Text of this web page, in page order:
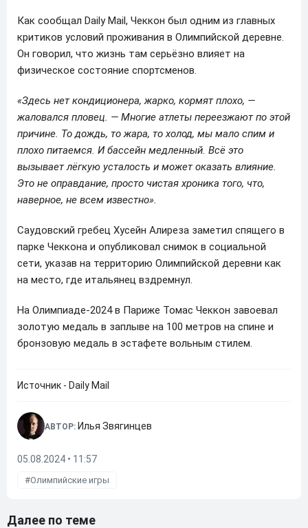
Как сообщал Daily Mail, Чеккон был одним из главных
критиков условий проживания в Олимпийской деревне.
Он говорил, что жизнь там серьёзно влияет на
физическое состояние спортсменов.
«Здесь нет кондиционера, жарко, кормят плохо, —
жаловался пловец. — Многие атлеты переезжают по этой
причине. То дождь, то жара, то холод, мы мало спим и
плохо питаемся. И бассейн медленный. Всё это
вызывает лёгкую усталость и может оказать влияние.
Это не оправдание, просто чистая хроника того, что,
наверное, не всем известно».
Саудовский гребец Хусейн Алиреза заметил спящего в
парке Чеккона и опубликовал снимок в социальной
сети, указав на территорию Олимпийской деревни как
на место, где итальянец вздремнул.
На Олимпиаде-2024 в Париже Томас Чеккон завоевал
золотую медаль в заплыве на 100 метров на спине и
бронзовую медаль в эстафете вольным стилем.
Источник - Daily Mail
АВТОР: Илья Звягинцев
05.08.2024 • 11:57
Олимпийские игры
Далее по теме